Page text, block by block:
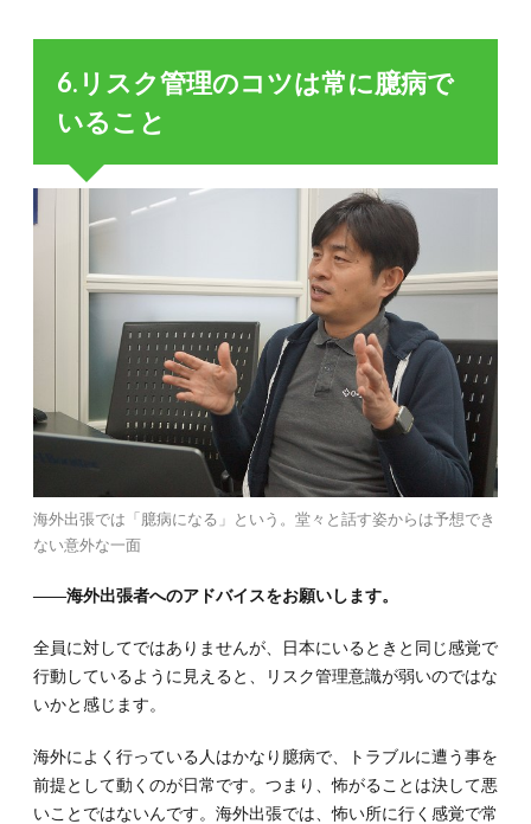
6.リスク管理のコツは常に臆病で
いること
海外出張では「臆病になる」という。堂々と話す姿からは予想でき
ない意外な一面
――海外出張者へのアドバイスをお願いします。
全員に対してではありませんが、日本にいるときと同じ感覚で
行動しているように見えると、リスク管理意識が弱いのではな
いかと感じます。
海外によく行っている人はかなり臆病で、トラブルに遭う事を
前提として動くのが日常です。つまり、怖がることは決して悪
いことではないんです。海外出張では、怖い所に行く感覚で常